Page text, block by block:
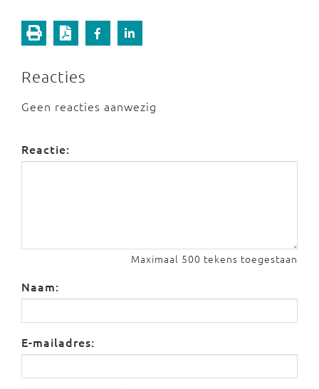
Reacties
Geen reacties aanwezig
Reactie:
Maximaal 500 tekens toegestaan
Naam:
E-mailadres: